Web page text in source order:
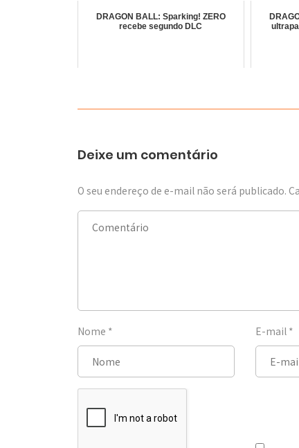
DRAGON BALL: Sparking! ZERO
recebe segundo DLC
Deixe um comentário
O seu endereço de e-mail não será publicado.
Nome * E-mail *